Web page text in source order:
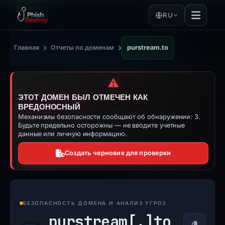
RU
Главная › Отчеты по доменам › purstream.to
⚠️
ЭТОТ ДОМЕН БЫЛ ОТМЕЧЕН КАК
ВРЕДОНОСНЫЙ
Механизмы безопасности сообщают об обнаружении: 3.
Будьте предельно осторожны — не вводите учетные
данные или личную информацию.
Создать черновик для проверки
БЕЗОПАСНОСТЬ ДОМЕНА И АНАЛИЗ УГРОЗ